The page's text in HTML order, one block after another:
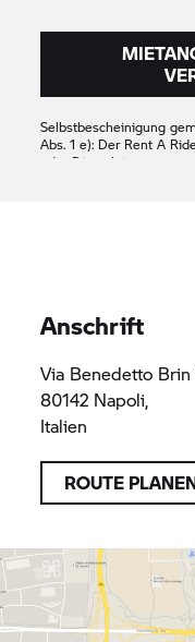
Selbstbescheinigung
Abs. 1 e): Der Rent A
oder Dienstleistungen
Anschrift
Via Benedetto
80142 Napoli,
Italien
ROUTE